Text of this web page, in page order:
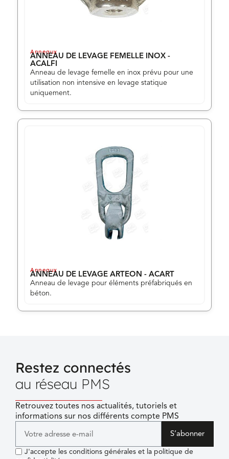
Anneaux
ANNEAU DE LEVAGE FEMELLE INOX -
ACALFI
Anneau de levage femelle en inox prévu pour une
utilisation non intensive en levage statique
uniquement.
Anneaux
ANNEAU DE LEVAGE ARTEON - ACART
Anneau de levage pour éléments préfabriqués en
béton.
Restez connectés
au réseau PMS
Retrouvez toutes nos actualités, tutoriels et
informations sur nos différents compte PMS
S’abonner
J'accepte les conditions générales et la politique de